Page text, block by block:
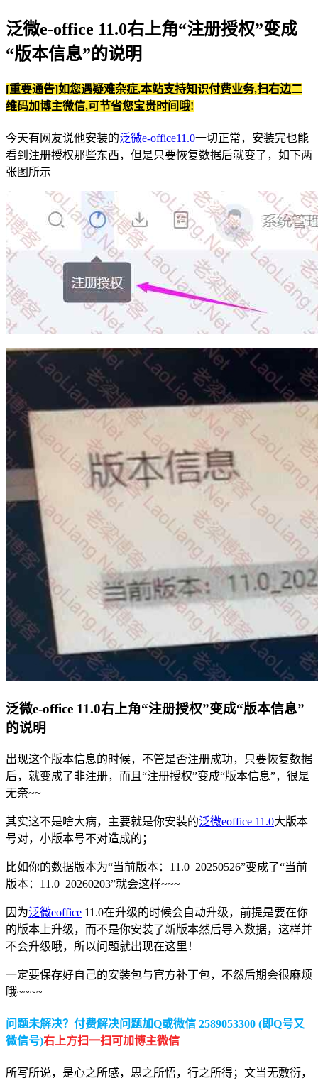
泛微e-office 11.0右上角“注册授权”变成
“版本信息”的说明
[重要通告]如您遇疑难杂症,本站支持知识付费业务,扫右边二
维码加博主微信,可节省您宝贵时间哦!
今天有网友说他安装的泛微e-office11.0一切正常，安装完也能
看到注册授权那些东西，但是只要恢复数据后就变了，如下两
张图所示
泛微e-office 11.0右上角“注册授权”变成“版本信息”
的说明
出现这个版本信息的时候，不管是否注册成功，只要恢复数据
后，就变成了非注册，而且“注册授权”变成“版本信息”，很是
无奈~~
其实这不是啥大病，主要就是你安装的泛微eoffice 11.0大版本
号对，小版本号不对造成的；
比如你的数据版本为“当前版本：11.0_20250526”变成了“当前
版本：11.0_20260203”就会这样~~~
因为泛微eoffice 11.0在升级的时候会自动升级，前提是要在你
的版本上升级，而不是你安装了新版本然后导入数据，这样并
不会升级哦，所以问题就出现在这里！
一定要保存好自己的安装包与官方补丁包，不然后期会很麻烦
哦~~~~
问题未解决？付费解决问题加Q或微信 2589053300 (即Q号又
微信号)右上方扫一扫可加博主微信
所写所说，是心之所感，思之所悟，行之所得；文当无敷衍，